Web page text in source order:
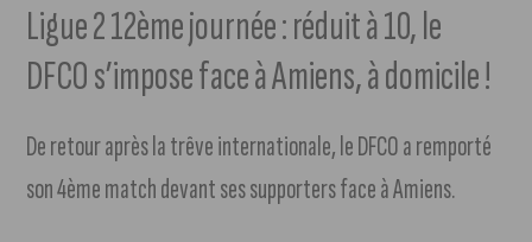
Ligue 2 12ème journée : réduit à 10, le
DFCO s’impose face à Amiens, à domicile !
De retour après la trêve internationale, le DFCO a remporté
son 4ème match devant ses supporters face à Amiens.